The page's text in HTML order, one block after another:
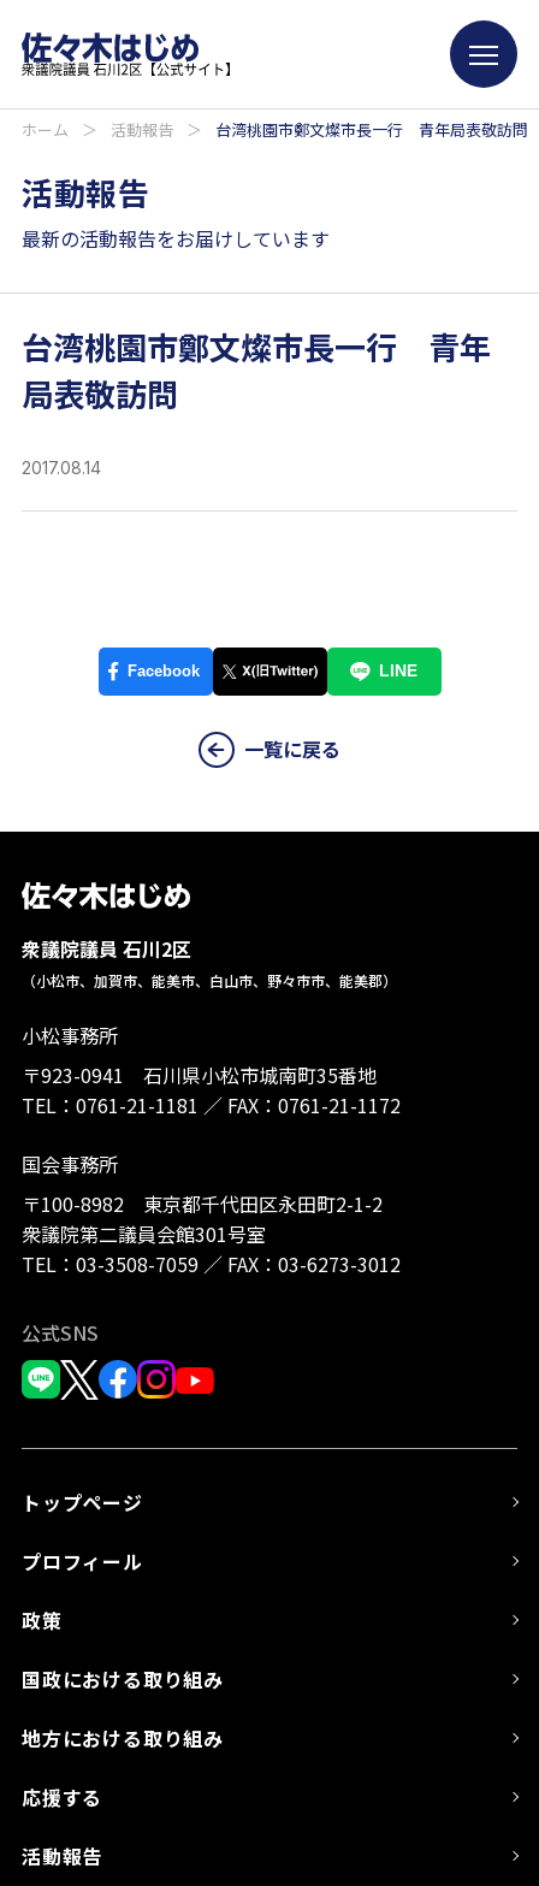
ホーム ＞ 活動報告 ＞ 台湾桃園市鄭文燦市長一行 青年局表敬訪問
活動報告
最新の活動報告をお届けしています
台湾桃園市鄭文燦市長一行 青年
局表敬訪問
2017.08.14
一覧に戻る
衆議院議員 石川2区
（小松市、加賀市、能美市、白山市、野々市市、能美郡）
小松事務所
〒923-0941 石川県小松市城南町35番地
TEL： 0761-21-1181 ／ FAX：0761-21-1172
国会事務所
〒100-8982 東京都千代田区永田町2-1-2
衆議院第二議員会館301号室
TEL： 03-3508-7059／ FAX：03-6273-3012
公式SNS
トップページ
プロフィール
政策
国政における取り組み
地方における取り組み
応援する
活動報告